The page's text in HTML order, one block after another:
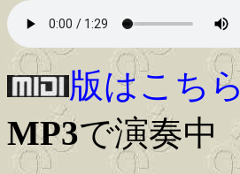
版はこちら
MP3で演奏中